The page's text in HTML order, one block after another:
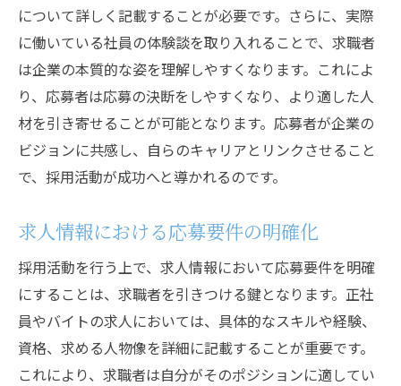
応募フローを簡素化するツールで採用活動を効
率化
応募フォームのカスタマイズでプロセスを
簡素化
ワンクリック応募システムの導入効果
応募者データの自動収集と分析
モバイルフレンドリーな応募体験の提供
応募ステータスのリアルタイム更新
ール
採用活動を次のレベルへ引き上げる秘訣
採用戦略の再評価と改善ポイント
最新トレンドを取り入れた採用戦略の提言
について詳しく記載することが必要です。さらに、実際
に働いている社員の体験談を取り入れることで、求職者
は企業の本質的な姿を理解しやすくなります。これによ
り、応募者は応募の決断をしやすくなり、より適した人
材を引き寄せることが可能となります。応募者が企業の
ビジョンに共感し、自らのキャリアとリンクさせること
で、採用活動が成功へと導かれるのです。
求人情報における応募要件の明確化
採用活動を行う上で、求人情報において応募要件を明確
にすることは、求職者を引きつける鍵となります。正社
員やバイトの求人においては、具体的なスキルや経験、
資格、求める人物像を詳細に記載することが重要です。
これにより、求職者は自分がそのポジションに適してい